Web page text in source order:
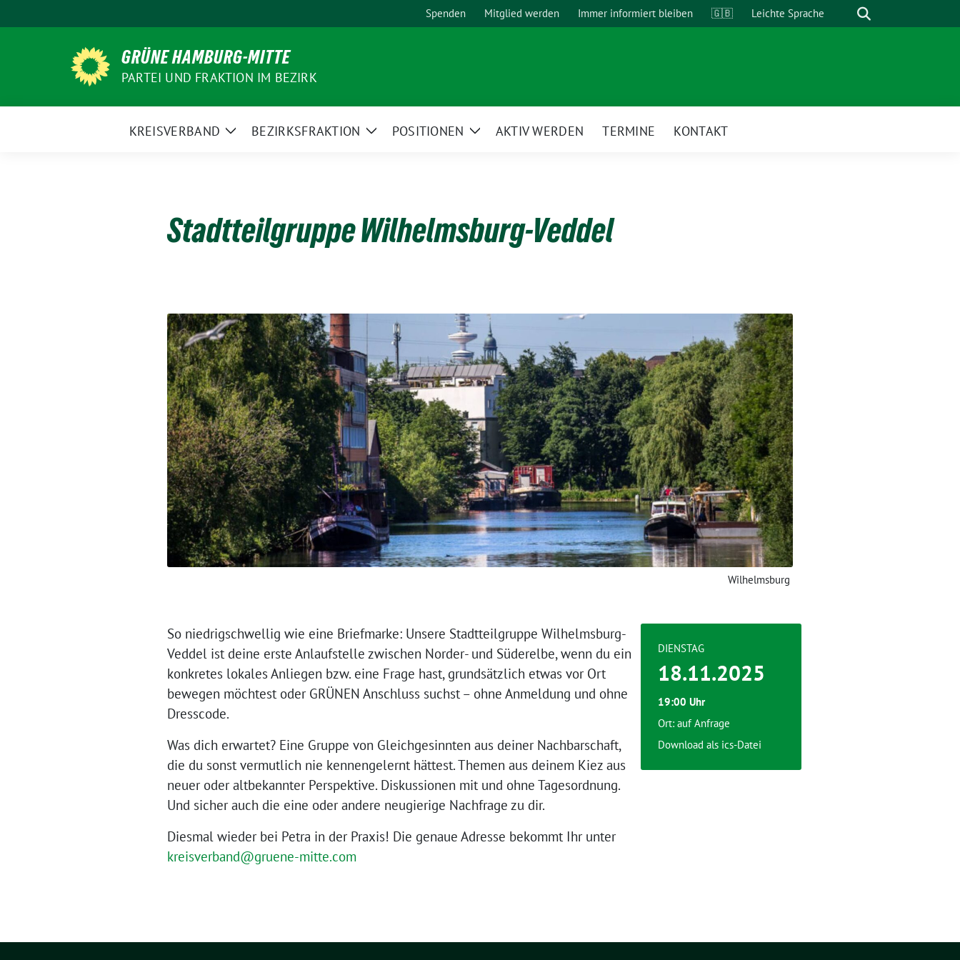
zum
Spenden Mitglied werden Immer informiert bleiben 🇬🇧 Leichte Sprache Suche
GRÜNE HAMBURG-MITTE
PARTEI UND FRAKTION IM BEZIRK
KREISVERBAND
ZeigeBEZIRKSFRAKTION
ZeigePOSITIONEN
ZeigeAKTIV WERDEN TERMINE KONTAKT
Stadtteilgruppe Wilhelmsburg-Veddel
Wilhelmsburg
So niedrigschwellig wie eine Briefmarke: Unsere Stadtteilgruppe Wilhelmsburg-
Veddel ist deine erste Anlaufstelle zwischen Norder- und Süderelbe, wenn du ein
konkretes lokales Anliegen bzw. eine Frage hast, grundsätzlich etwas vor Ort
bewegen möchtest oder GRÜNEN Anschluss suchst – ohne Anmeldung und ohne
Dresscode.
Was dich erwartet? Eine Gruppe von Gleichgesinnten aus deiner Nachbarschaft,
die du sonst vermutlich nie kennengelernt hättest. Themen aus deinem Kiez aus
neuer oder altbekannter Perspektive. Diskussionen mit und ohne Tagesordnung.
Und sicher auch die eine oder andere neugierige Nachfrage zu dir.
Diesmal wieder bei Petra in der Praxis! Die genaue Adresse bekommt Ihr unter
kreisverband@gruene-mitte.com
DIENSTAG
18.11.2025
19:00 Uhr
Ort: auf Anfrage
Download als ics-Datei